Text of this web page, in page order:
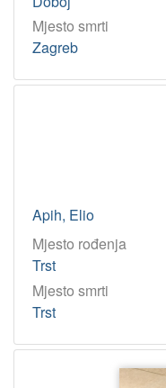
Mjesto smrti
Zagreb
Apih, Elio
Mjesto rođenja
Trst
Mjesto smrti
Trst